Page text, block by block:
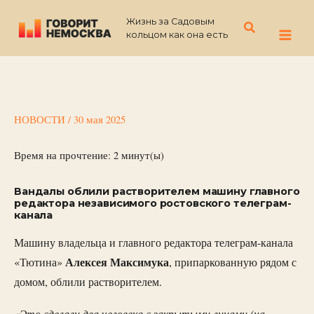
содержимому
Жизнь за Садовым
кольцом как она есть
Поиск
НОВОСТИ / 30 мая 2025
Время на прочтение: 2 минут(ы)
Вандалы облили растворителем машину главного
редактора независимого ростовского телеграм-
канала
Машину владельца и главного редактора телеграм-канала
«Тютина» Алексея Максимука, припаркованную рядом с
домом, облили растворителем.